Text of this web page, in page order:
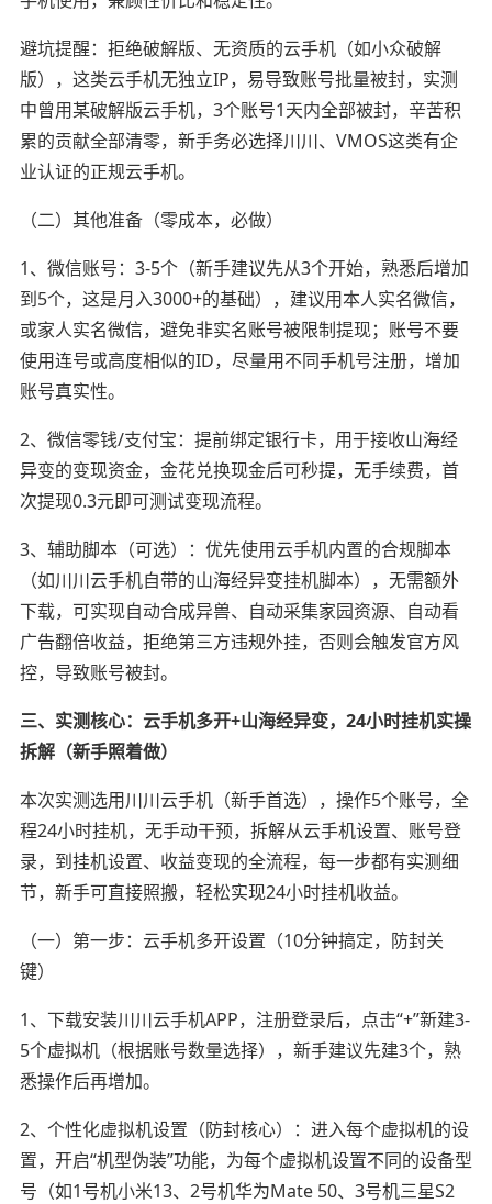
避坑提醒：拒绝破解版、无资质的云手机（如小众破解
版），这类云手机无独立IP，易导致账号批量被封，实测
中曾用某破解版云手机，3个账号1天内全部被封，辛苦积
累的贡献全部清零，新手务必选择川川、VMOS这类有企
业认证的正规云手机。
（二）其他准备（零成本，必做）
1、微信账号：3-5个（新手建议先从3个开始，熟悉后增加
到5个，这是月入3000+的基础），建议用本人实名微信，
或家人实名微信，避免非实名账号被限制提现；账号不要
使用连号或高度相似的ID，尽量用不同手机号注册，增加
账号真实性。
2、微信零钱/支付宝：提前绑定银行卡，用于接收山海经
异变的变现资金，金花兑换现金后可秒提，无手续费，首
次提现0.3元即可测试变现流程。
3、辅助脚本（可选）：优先使用云手机内置的合规脚本
（如川川云手机自带的山海经异变挂机脚本），无需额外
下载，可实现自动合成异兽、自动采集家园资源、自动看
广告翻倍收益，拒绝第三方违规外挂，否则会触发官方风
控，导致账号被封。
三、实测核心：云手机多开+山海经异变，24小时挂机实操
拆解（新手照着做）
本次实测选用川川云手机（新手首选），操作5个账号，全
程24小时挂机，无手动干预，拆解从云手机设置、账号登
录，到挂机设置、收益变现的全流程，每一步都有实测细
节，新手可直接照搬，轻松实现24小时挂机收益。
（一）第一步：云手机多开设置（10分钟搞定，防封关
键）
1、下载安装川川云手机APP，注册登录后，点击“+”新建3-
5个虚拟机（根据账号数量选择），新手建议先建3个，熟
悉操作后再增加。
2、个性化虚拟机设置（防封核心）：进入每个虚拟机的设
置，开启“机型伪装”功能，为每个虚拟机设置不同的设备型
号（如1号机小米13、2号机华为Mate 50、3号机三星S2